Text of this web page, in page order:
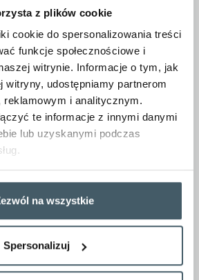
z plików cookie
cookie do spersonalizowania treści
funkcje społecznościowe i
witrynie. Informacje o tym, jak
witryny, udostępniamy partnerom
reklamowym i analitycznym.
te informacje z innymi danymi
lub uzyskanymi podczas
na wszystkie
Spersonalizuj
Wybudowanie
mapie
lokalizację na mapie
sprawdź lokalizację na mapie
lokalizację na mapie
Dworzec Kolejowy
mapie
– p.a. Kiełpino, Bernardówka
mapie
Dworzecsprawdź lokalizację na mapie
autobusowych KZ2 od
Dworcowa (Dworzec PKP)
mapie
sprawdź lokalizację na mapie
lokalizację na mapie
sprawdź lokalizację na mapie
p.a. Gołubie, Dworzec Kolejowy
mapie
lokalizację na mapie
Wybudowanie
mapie